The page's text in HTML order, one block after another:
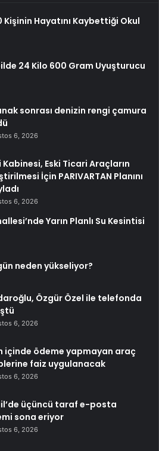
Hayatını Kaybettiği Okul
24 Kilo 600 Gram Uyuşturucu
sonrası denizin rengi çamura
6, 2026
Kabinesi, Eski Ticari Araçların
İçin PARIVARTAN Planını
6, 2026
Yarın Planlı Su Kesintisi
neden yükseliyor?
Özgür Özel ile telefonda
6, 2026
içinde ödeme yapmayan araç
faiz uygulanacak
6, 2026
üçüncü taraf e-posta
sona eriyor
6, 2026